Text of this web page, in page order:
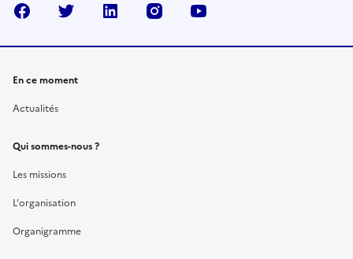
FacebookTwitter Linkedin Instagram
En ce moment
Actualités
Qui sommes-nous ?
Les missions
L'organisation
Organigramme